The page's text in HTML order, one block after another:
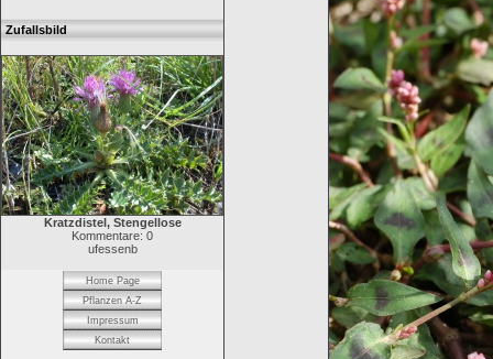
Zufallsbild
Kratzdistel, Stengellose
Kommentare: 0
ufessenb
Home Page
Pflanzen A-Z
Impressum
Kontakt